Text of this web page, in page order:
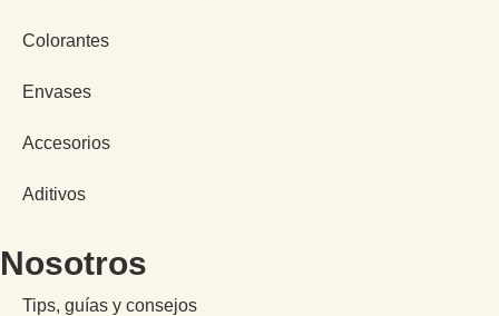
Colorantes
Envases
Accesorios
Aditivos
Nosotros
Tips, guías y consejos